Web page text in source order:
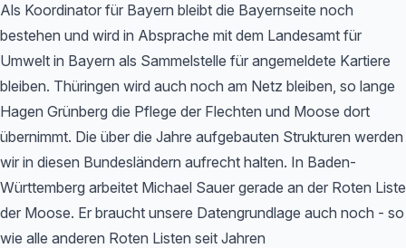
Als Koordinator für Bayern bleibt die Bayernseite noch
bestehen und wird in Absprache mit dem Landesamt für
Umwelt in Bayern als Sammelstelle für angemeldete Kartiere
bleiben. Thüringen wird auch noch am Netz bleiben, so lange
Hagen Grünberg die Pflege der Flechten und Moose dort
übernimmt. Die über die Jahre aufgebauten Strukturen werden
wir in diesen Bundesländern aufrecht halten. In Baden-
Württemberg arbeitet Michael Sauer gerade an der Roten Liste
der Moose. Er braucht unsere Datengrundlage auch noch - so
wie alle anderen Roten Listen seit Jahren